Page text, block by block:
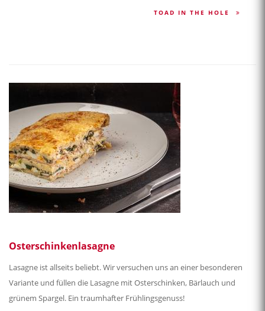
TOAD IN THE HOLE
Osterschinkenlasagne
Lasagne ist allseits beliebt. Wir versuchen uns an einer besonderen
Variante und füllen die Lasagne mit Osterschinken, Bärlauch und
grünem Spargel. Ein traumhafter Frühlingsgenuss!